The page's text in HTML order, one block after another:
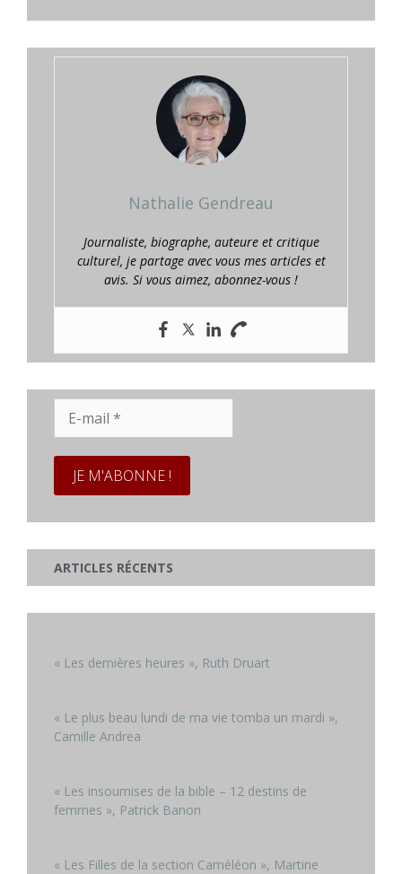
Nathalie Gendreau
Journaliste, biographe, auteure et critique
culturel, je partage avec vous mes articles et
avis. Si vous aimez, abonnez-vous !
mail
ARTICLES RÉCENTS
« Les dernières heures », Ruth Druart
« Le plus beau lundi de ma vie tomba un mardi »,
Camille Andrea
« Les insoumises de la bible – 12 destins de
femmes », Patrick Banon
« Les Filles de la section Caméléon », Martine